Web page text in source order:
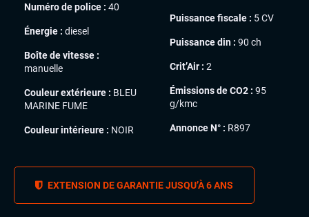
Numéro de police : 40
Énergie : diesel
Boîte de vitesse :
manuelle
Couleur extérieure : BLEU
MARINE FUME
Couleur intérieure : NOIR
Puissance fiscale : 5 CV
Puissance din : 90 ch
Crit’Air : 2
Émissions de CO2 : 95
g/kmc
Annonce N° : R897
EXTENSION DE GARANTIE JUSQU’À 6 ANS